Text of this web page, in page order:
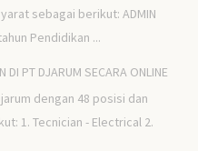
sebagai berikut: ADMIN
Pendidikan ...
DI PT DJARUM SECARA ONLINE
dengan 48 posisi dan
1. Tecnician - Electrical 2.